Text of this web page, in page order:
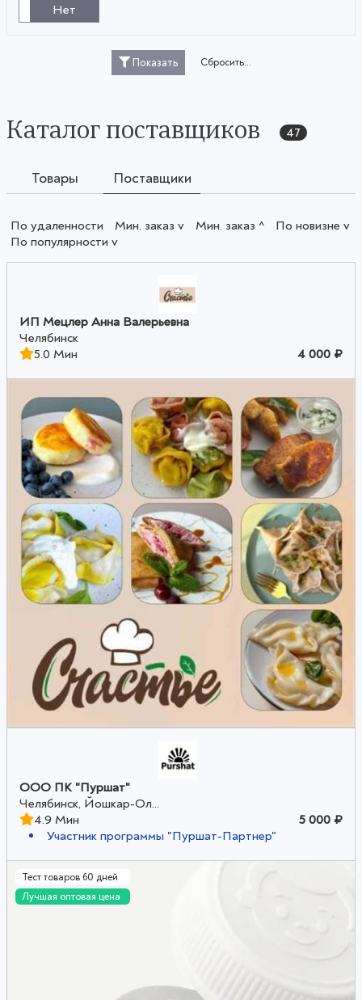
Нет
Показать Сбросить...
Каталог поставщиков 47
Товары Поставщики
По удаленности Мин. заказ v Мин. заказ ^
По новизне v
По популярности v
ИП Мецлер Анна Валерьевна
Челябинск
5.0 Мин
4 000 ₽
ООО ПК "Пуршат"
Челябинск, Йошкар-Ол...
4.9 Мин
5 000 ₽
Участник программы "Пуршат-Партнер"
Тест товаров 60 дней
Лучшая оптовая цена